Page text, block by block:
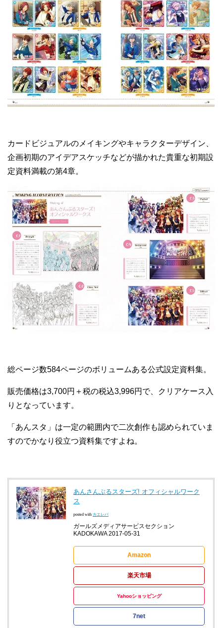
カードビジュアルのメイキングやキャラクターデザイン、
企画初期のアイデアスケッチなどが描かれた貴重な初期設
定資料満載の第4章。
総ページ数584ページのボリュームある公式設定資料集。
販売価格は3,700円＋税の税込3,996円で、クリアケース入
りとなっています。
「あんスタ」は一定の範囲内で二次創作も認められていま
すのでかなり役立つ資料集ですよね。
あんさんぶるスターズ! オフィシャルワーク
ス
posted with カエレバ
ガールズメディアサービスセクション
KADOKAWA 2017-05-31
Amazon
楽天市場
Yahooショッピング
7net